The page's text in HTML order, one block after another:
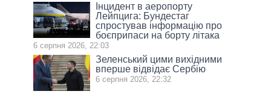
Інцидент в аеропорту
Лейпцига: Бундестаг
спростував інформацію про
боєприпаси на борту літака
6 серпня 2026, 22:03
Зеленський цими вихідними
вперше відвідає Сербію
6 серпня 2026, 22:32